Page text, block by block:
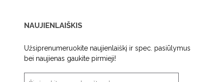
NAUJIENLAIŠKIS
Užsiprenumeruokite naujienlaiškį ir spec. pasiūlymus
bei naujienas gaukite pirmieji!